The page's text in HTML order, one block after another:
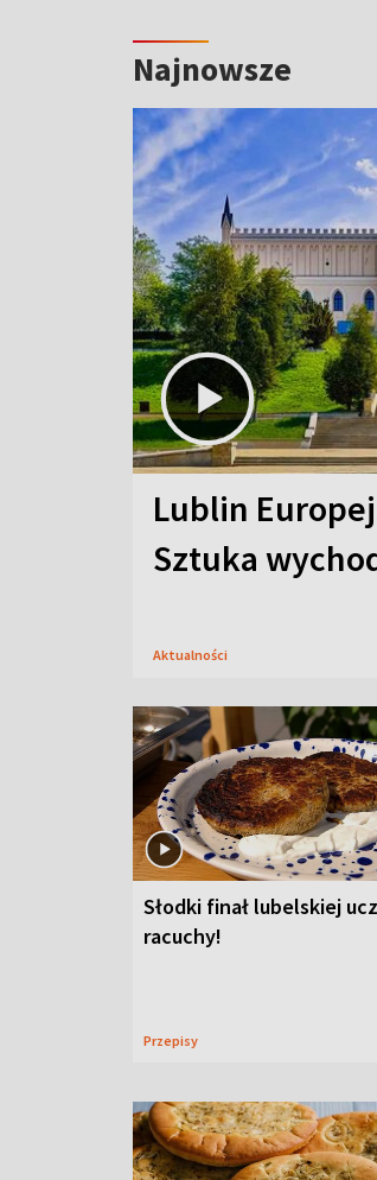
Najnowsze
Lublin
Sztuka
Aktualności
Słodki finał lubelskiej
racuchy!
Przepisy